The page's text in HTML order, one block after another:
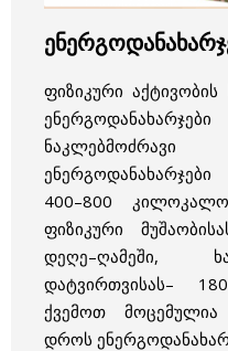
ფიზიკური
ნაკლებმოძრავი
400–800
ფიზიკური
დეღე–ღამეში,
დატვირთვისას–
ქვემოთ მოცემულია
დროს